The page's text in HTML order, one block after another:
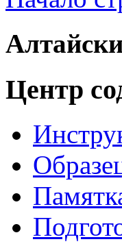
Центр